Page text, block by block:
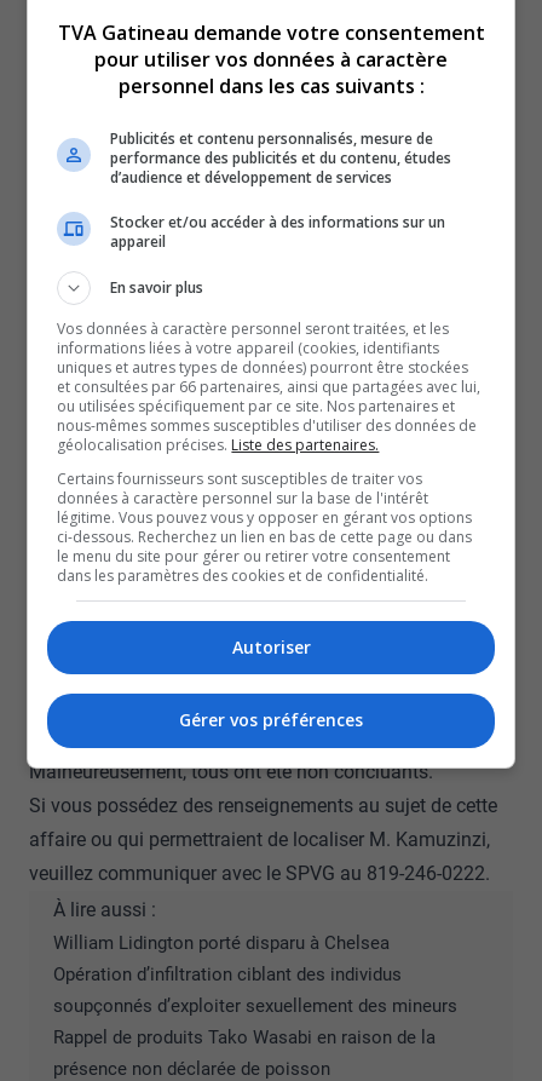
En outre, une centaine d’affiches ont été installées par
des patrouilleurs de la Commission de la capitale
nationale à travers le Parc de la Gatineau, et toutes les
Le dossier demeure sous enquête, mais à l’heure
actuelle, aucun nouvel indice n’aurait été trouvé.
Détails sur la disparition :Alain Kamuzinzi porté disparu
à Gatineau
M. Kamuzinzi est un cycliste expérimenté, selon ses
proches, qui gardent espoir de le retrouver.
Le mardi 2 juin dernier, il était partie de la rue Atawe pour
faire une promenade en vélo.
Lorsque son épouse demeurait toujours sans nouvelles
de lui depuis plusieurs heures, elle a signalé sa
disparition aux policiers.
Aider avec les recherches
Si vous souhaitez aider la famille et participer aux
recherches comme bénévole, vous pouvez écrire à
l’adresse courriel suivante :
prayforalaink@gmail.com .
Depuis le début des opérations, tous les renseignements
envoyés au SPVG ont été analysés, vérifiés et contre-
vérifiés, selon une porte-parole du SPVG.
Malheureusement, tous ont été non concluants.
Si vous possédez des renseignements au sujet de cette
affaire ou qui permettraient de localiser M. Kamuzinzi,
veuillez communiquer avec le SPVG au 819-246-0222.
À lire aussi :
William Lidington porté disparu à Chelsea
Opération d’infiltration ciblant des individus
soupçonnés d’exploiter sexuellement des mineurs
Rappel de produits Tako Wasabi en raison de la
présence non déclarée de poisson
TVA Gatineau demande votre consentement
pour utiliser vos données à caractère
personnel dans les cas suivants :
Publicités et contenu personnalisés, mesure de
performance des publicités et du contenu, études
d’audience et développement de services
Stocker et/ou accéder à des informations sur un
appareil
En savoir plus
Vos données à caractère personnel seront traitées, et les
informations liées à votre appareil (cookies, identifiants
uniques et autres types de données) pourront être stockées
et consultées par 66 partenaires, ainsi que partagées avec lui,
ou utilisées spécifiquement par ce site. Nos partenaires et
nous-mêmes sommes susceptibles d'utiliser des données de
géolocalisation précises. Liste des partenaires.
Certains fournisseurs sont susceptibles de traiter vos
données à caractère personnel sur la base de l'intérêt
légitime. Vous pouvez vous y opposer en gérant vos options
ci-dessous. Recherchez un lien en bas de cette page ou dans
le menu du site pour gérer ou retirer votre consentement
dans les paramètres des cookies et de confidentialité.
Autoriser
Gérer vos préférences